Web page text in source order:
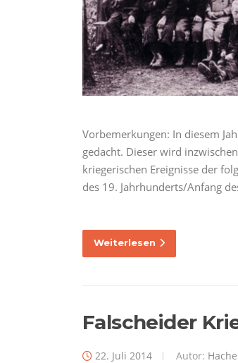
Vorbemerkungen: In diesem
gedacht. Dieser wird
kriegerischen Ereignisse der
des 19. Jahrhunderts/Anfang
Weiterlesen
Falscheider
22. Juli 2014 Autor: